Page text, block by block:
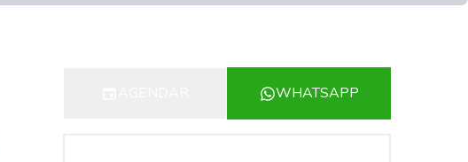
WHATSAPP